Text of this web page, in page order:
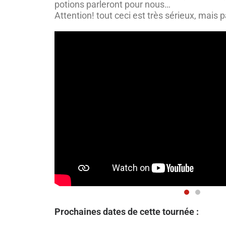
potions parleront pour nous…
Attention! tout ceci est très sérieux, mais
Prochaines dates de cette tournée :